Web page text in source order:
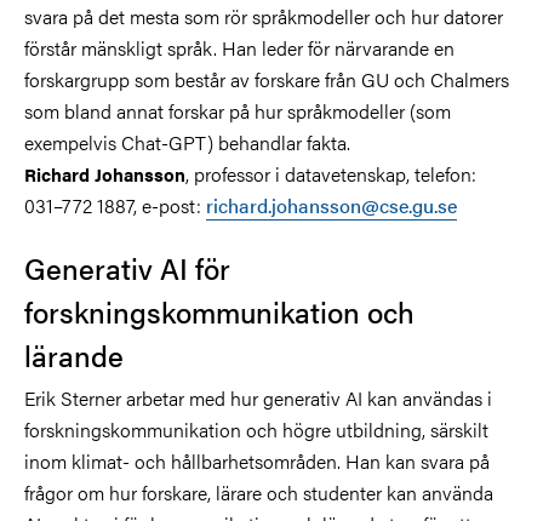
svara på det mesta som rör språkmodeller och hur datorer
förstår mänskligt språk. Han leder för närvarande en
forskargrupp som består av forskare från GU och Chalmers
som bland annat forskar på hur språkmodeller (som
exempelvis Chat-GPT) behandlar fakta.
Richard Johansson, professor i datavetenskap, telefon:
031–772 1887, e-post: richard.johansson@cse.gu.se
Generativ AI för
forskningskommunikation och
lärande
Erik Sterner arbetar med hur generativ AI kan användas i
forskningskommunikation och högre utbildning, särskilt
inom klimat- och hållbarhetsområden. Han kan svara på
frågor om hur forskare, lärare och studenter kan använda